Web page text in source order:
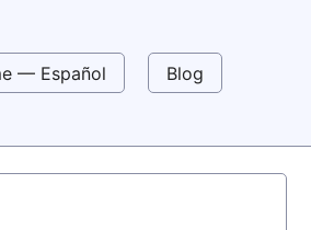
— Español Blog